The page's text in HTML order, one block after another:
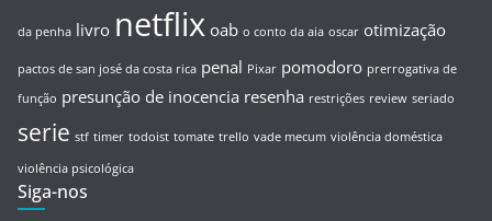
da penha livro netflixoab o conto da aia oscar otimização
pactos de san josé da costa rica penal Pixar pomodoro prerrogativa de
função presunção de inocencia resenha restrições review seriado
serie stf timer todoist tomate trello vade mecum violência doméstica
violência psicológica
Siga-nos